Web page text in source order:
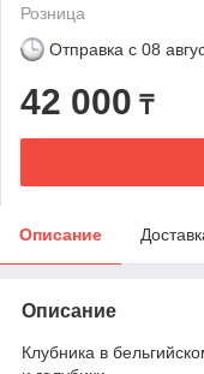
Розница
Отправка с 08
42 000 ₸
Описание
Описание
Клубника в